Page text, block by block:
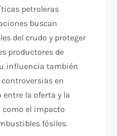
petroleras
buscan
del crudo y proteger
productores de
influencia también
controversias en
la oferta y la
como el impacto
fósiles.